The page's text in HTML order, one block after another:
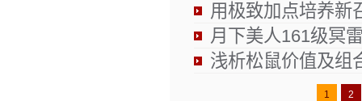
用极致加点培养新
月下美人161级冥
浅析松鼠价值及组
1 2